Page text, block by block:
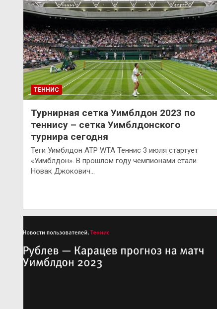
ТЕННИС
Турнирная сетка Уимблдон 2023 по
теннису – сетка Уимблдонского
турнира сегодня
Теги Уимблдон ATP WTA Теннис 3 июля стартует
«Уимблдон». В прошлом году чемпионами стали
Новак Джокович…